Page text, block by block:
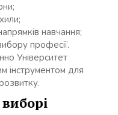
навчання;
професії.
Університет
інструментом для